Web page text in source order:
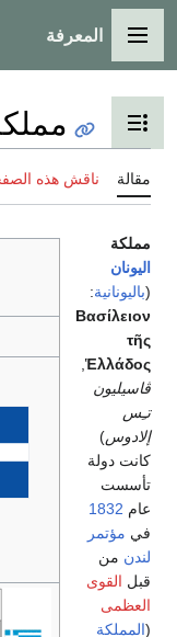
القائمة الرئيسية
المعرفة
تبديل عرض جدول
مقالة ناقش هذه
مملكة
اليونان
(باليونانية:
Βασίλειον
τῆς
Ἑλλάδος
ڤاسيليون
تـِس
إلادوس)
كانت دولة
تأسست
عام 1832
في مؤتمر
لندن من
قبل القوى
العظمى
(المملكة